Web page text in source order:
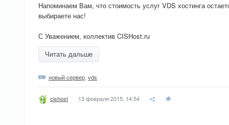
Напоминаем Вам, что стоимость услуг VDS хостинга
выбираете нас!
С Уважением, коллектив CISHost.ru
Читать дальше
новый сервер vds
cishost 13 февраля 2015, 14:54